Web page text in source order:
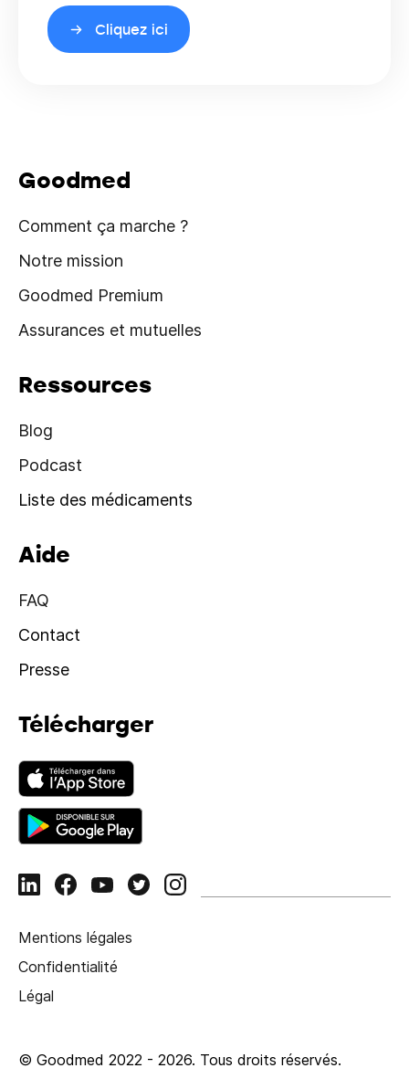
Cliquez ici
Goodmed
Comment ça marche ?
Notre mission
Goodmed Premium
Assurances et mutuelles
Ressources
Blog
Podcast
Liste des médicaments
Aide
FAQ
Contact
Presse
Télécharger
Mentions légales
Confidentialité
Légal
© Goodmed 2022 - 2026. Tous droits réservés.